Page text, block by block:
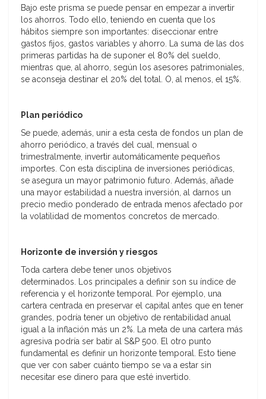
Bajo este prisma se puede pensar en empezar a invertir
los ahorros. Todo ello, teniendo en cuenta que los
hábitos siempre son importantes: diseccionar entre
gastos fijos, gastos variables y ahorro. La suma de las dos
primeras partidas ha de suponer el 80% del sueldo,
mientras que, al ahorro, según los asesores patrimoniales,
se aconseja destinar el 20% del total. O, al menos, el 15%.
Plan periódico
Se puede, además, unir a esta cesta de fondos un plan de
ahorro periódico, a través del cual, mensual o
trimestralmente, invertir automáticamente pequeños
importes. Con esta disciplina de inversiones periódicas,
se asegura un mayor patrimonio futuro. Además, añade
una mayor estabilidad a nuestra inversión, al darnos un
precio medio ponderado de entrada menos afectado por
la volatilidad de momentos concretos de mercado.
Horizonte de inversión y riesgos
Toda cartera debe tener unos objetivos
determinados. Los principales a definir son su índice de
referencia y el horizonte temporal. Por ejemplo, una
cartera centrada en preservar el capital antes que en tener
grandes, podría tener un objetivo de rentabilidad anual
igual a la inflación más un 2%. La meta de una cartera más
agresiva podría ser batir al S&P 500. El otro punto
fundamental es definir un horizonte temporal. Esto tiene
que ver con saber cuánto tiempo se va a estar sin
necesitar ese dinero para que esté invertido.